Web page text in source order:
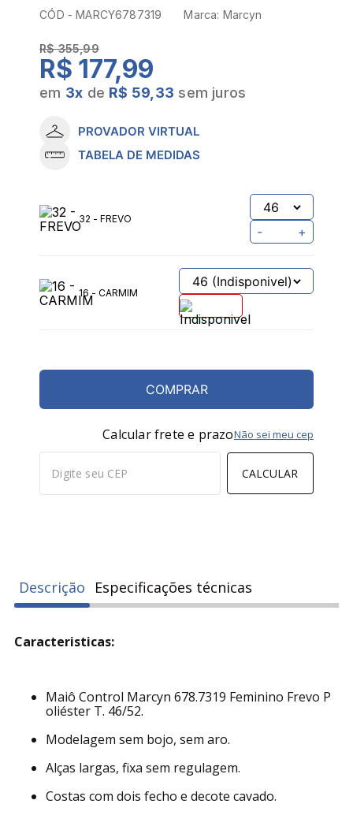
CÓD -MARCY6787319 Marca: Marcyn
R$ 355,99
R$ 177,99
em 3x de R$ 59,33 sem juros
PROVADOR VIRTUAL
TABELA DE MEDIDAS
32 - FREVO
- +
16 - CARMIM
COMPRAR
Calcular frete e prazo
CALCULAR
Não sei meu cep
Descrição Especificações técnicas
Caracteristicas:
Maiô Control Marcyn 678.7319 Feminino Frevo P
oliéster T. 46/52.
Modelagem sem bojo, sem aro.
Alças largas, fixa sem regulagem.
Costas com dois fecho e decote cavado.